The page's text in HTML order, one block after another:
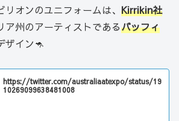
オンのユニフォームは、 Kirrikin社
ア州のアーティストであるバッフィ
ザイン🦘
https://twitter.com/australiaatexpo/status/19
10269099638481008